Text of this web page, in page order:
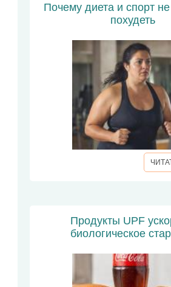
Почему диета и спорт
похудеть
Продукты UPF
биологическое